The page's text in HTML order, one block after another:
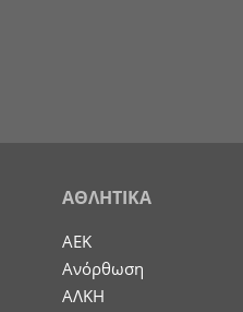
ΑΘΛΗΤΙΚΑ
ΑΕΚ
Ανόρθωση
ΑΛΚΗ